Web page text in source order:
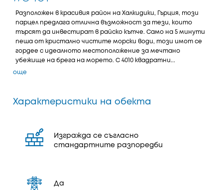
Разположен в красивия район на Халкидики, Гърция, този
парцел предлага отлична възможност за тези, които
търсят да инвестират в райско кътче. Само на 5 минути
пеша от кристално чистите морски води, този имот се
гордее с идеалното местоположение за мечтано
убежище на брега на морето. С 4010 квадратни...
още
Характеристики на обекта
Изгражда се съгласно
стандартните разпоредби
Да